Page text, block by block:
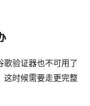
歌验证器也不可用了
这时候需要走更完整